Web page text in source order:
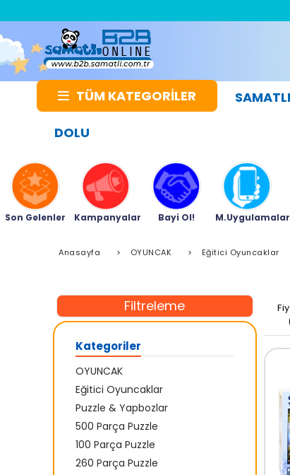
TÜM KATEGORİLER SAMATLI
DOLU
Son Gelenler Kampanyalar Bayi Ol! M.Uygulamalar
Anasayfa > OYUNCAK > Eğitici Oyuncaklar
Filtreleme
Kategoriler
OYUNCAK
Eğitici Oyuncaklar
Puzzle & Yapbozlar
500 Parça Puzzle
100 Parça Puzzle
260 Parça Puzzle